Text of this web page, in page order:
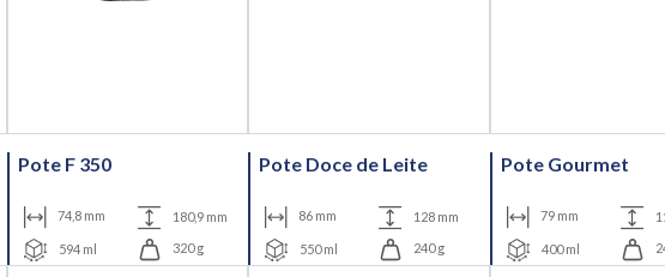
Pote F 350
74,8 mm 180,9 mm
594 ml 320 g
Pote Doce de Leite
86 mm 128 mm
550 ml 240 g
Pote Gourmet
79 mm
400 ml